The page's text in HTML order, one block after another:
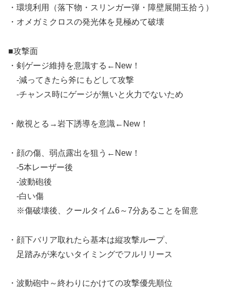
・環境利用（落下物・スリンガー弾・障壁展開玉拾う）
・オメガミクロスの発光体を見極めて破壊
■攻撃面
・剣ゲージ維持を意識する←New！
-減ってきたら斧にもどして攻撃
-チャンス時にゲージが無いと火力でないため
・敵視とる→岩下誘導を意識←New！
・顔の傷、弱点露出を狙う←New！
-5本レーザー後
-波動砲後
-白い傷
※傷破壊後、クールタイム6～7分あることを留意
・顔下バリア取れたら基本は縦攻撃ループ、
足踏みが来ないタイミングでフルリリース
・波動砲中～終わりにかけての攻撃優先順位